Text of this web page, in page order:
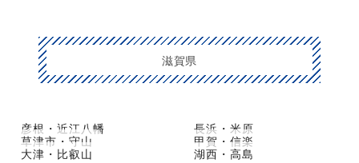
滋賀県
彦根・近江八幡
長浜・米原
草津市・守山
甲賀・信楽
大津・比叡山
湖西・高島